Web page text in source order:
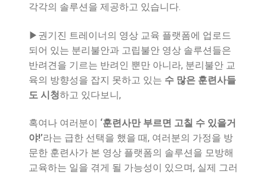
각각의 솔루션을 제공하고 있습니다.
▶권기진 트레이너의 영상 교육 플랫폼에 업로드
되어 있는 분리불안과 고립불안 영상 솔루션들은
반려견을 기르는 반려인 뿐만 아니라, 분리불안 교
육의 방향성을 잡지 못하고 있는 수 많은 훈련사들
도 시청하고 있다보니,
혹여나 여러분이
‘훈련사만 부르면 고칠 수 있을거
야!’라는 급한 선택을 했을 때, 여러분의 가정을 방
문한 훈련사가 본 영상 플랫폼의 솔루션을 모방해
교육하는 일을 겪게 될 가능성이 있으며, 실제 그러